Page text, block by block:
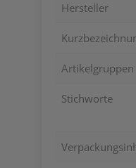
Hersteller
Artikelgruppen
Stichworte